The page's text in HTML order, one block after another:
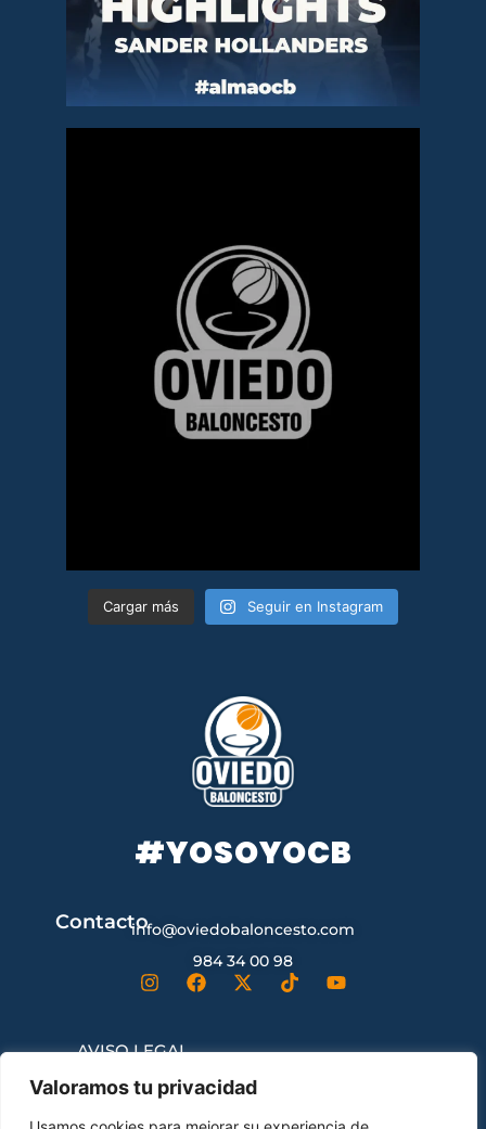
Valoramos tu privacidad
Cargar más Seguir en Instagram
#YOSOYOCB
Contactoinfo@oviedobaloncesto.com
984 34 00 98
AVISO LEGAL